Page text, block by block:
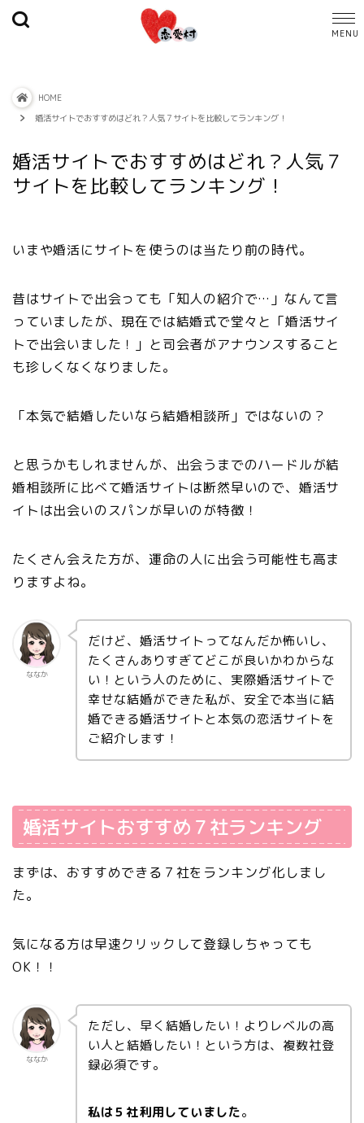
HOME
婚活サイトでおすすめはどれ？人気７サイトを比較してランキング！
婚活サイトでおすすめはどれ？人気７
サイトを比較してランキング！
いまや婚活にサイトを使うのは当たり前の時代。
昔はサイトで出会っても「知人の紹介で…」なんて言
っていましたが、現在では結婚式で堂々と「婚活サイ
トで出会いました！」と司会者がアナウンスすること
も珍しくなくなりました。
「本気で結婚したいなら結婚相談所」ではないの？
と思うかもしれませんが、出会うまでのハードルが結
婚相談所に比べて婚活サイトは断然早いので、婚活サ
イトは出会いのスパンが早いのが特徴！
たくさん会えた方が、運命の人に出会う可能性も高ま
りますよね。
ななか
だけど、婚活サイトってなんだか怖いし、
たくさんありすぎてどこが良いかわからな
い！という人のために、 実際婚活サイトで
幸せな結婚ができた私が、安全で本当に結
婚できる婚活サイトと本気の恋活サイトを
ご紹介します！
婚活サイトおすすめ７社ランキング
まずは、おすすめできる７社をランキング化しまし
た。
気になる方は早速クリックして登録しちゃっても
OK！！
ななか
ただし、 早く結婚したい！よりレベルの高
い人と結婚したい！という方は、複数社登
録必須です。
私は５社利用していました。